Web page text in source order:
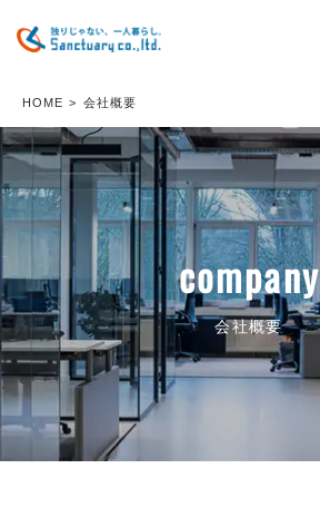
HOME > 会社概要
company
会社概要